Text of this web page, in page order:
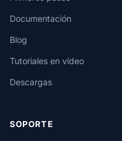
Documentación
Blog
Tutoriales en vídeo
Descargas
SOPORTE